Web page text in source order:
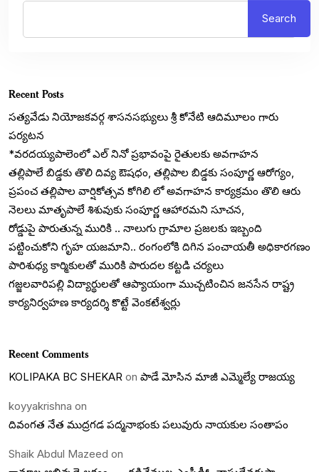
Search
Recent Posts
సత్యవేడు నియోజకవర్గ శాసనసభ్యులు శ్రీ కోనేటి ఆదిమూలం గారు
పర్యటన
*వరదయ్యపాలెంలో ఎల్ నినో ప్రభావంపై రైతులకు అవగాహన
తల్లిపాలే బిడ్డకు తొలి దివ్య ఔషధం, తల్లిపాల బిడ్డకు సంపూర్ణ ఆరోగ్యం,
ప్రపంచ తల్లిపాల వార్షికోత్సవ కోగిలి లో అవగాహన కార్యక్రమం తొలి ఆరు
నెలలు మాతృపాలే శిశువుకు సంపూర్ణ ఆహారమని సూచన,
రోడ్డుపై పారుతున్న మురికి .. నాలుగు గ్రామాల ప్రజలకు ఇబ్బంది
పట్టించుకోని గృహ యజమాని.. రంగంలోకి దిగిన పంచాయతీ అధికారగణం
పారిశుధ్య కార్మికులతో మురికి పారుదల కట్టడి చర్యలు
గజ్జలవారిపల్లి విద్యార్థులతో ఆప్యాయంగా ముచ్చటించిన జనసేన రాష్ట్ర
కార్యనిర్వహణ కార్యదర్శి కొట్టే వెంకటేశ్వర్లు
Recent Comments
KOLIPAKA BC SHEKAR on పాడే మోసిన మాజీ ఎమ్మెల్యే రాజయ్య
koyyakrishna on
దివంగత నేత ముద్రగడ పద్మనాభంకు పలువురు నాయకుల సంతాపం
Shaik Abdul Mazeed on